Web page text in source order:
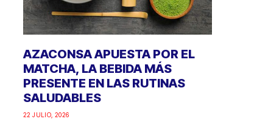
AZACONSA APUESTA POR EL
MATCHA, LA BEBIDA MÁS
PRESENTE EN LAS RUTINAS
SALUDABLES
22 JULIO, 2026